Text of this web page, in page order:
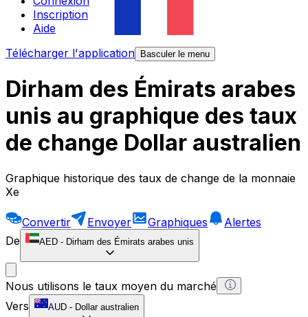
Inscription
Aide
Télécharger l'application
Basculer le menu
Dirham des Émirats arabes
unis au graphique des taux
de change Dollar australien
Graphique historique des taux de change de la monnaie
Xe
Convertir Envoyer Graphiques
Alertes
De
AED - Dirham des Émirats arabes unis
Nous utilisons le taux moyen du marché
Vers
AUD - Dollar australien